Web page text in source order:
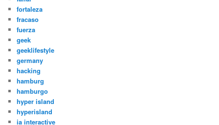
fortaleza
fracaso
fuerza
geek
geeklifestyle
germany
hacking
hamburg
hamburgo
hyper island
hyperisland
ia interactive